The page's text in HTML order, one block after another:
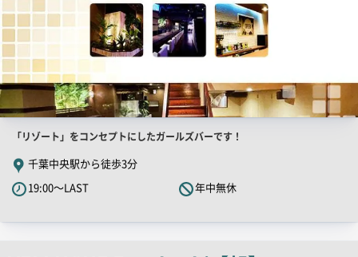
店
舗
PR
キ
「リゾート」をコンセプトにしたガールズバーです！
千葉中央駅から徒歩3分
19:00～LAST
年中無休